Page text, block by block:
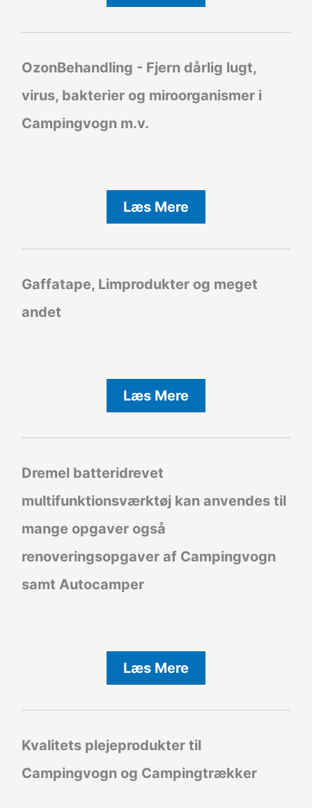
OzonBehandling - Fjern dårlig lugt,
virus, bakterier og miroorganismer i
Campingvogn m.v.
Læs Mere
Gaffatape, Limprodukter og meget
andet
Læs Mere
Dremel batteridrevet
multifunktionsværktøj kan anvendes til
mange opgaver også
renoveringsopgaver af Campingvogn
samt Autocamper
Læs Mere
Kvalitets plejeprodukter til
Campingvogn og Campingtrækker